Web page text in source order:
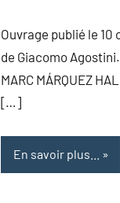
Ouvrage publié le
de Giacomo
MARC MÁRQUEZ
[…]
En savoir plus...